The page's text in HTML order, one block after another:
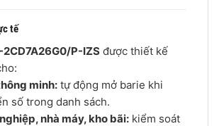
tế
P-IZS được thiết kế
minh: tự động mở barie khi
số trong danh sách.
nhà máy, kho bãi: kiểm soát